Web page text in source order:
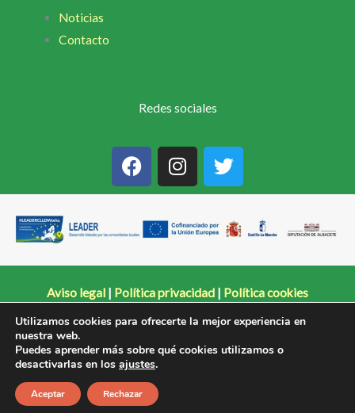
Noticias
Contacto
Redes sociales
a
c
e
o
n
s
t
a
g
m
w
i
t
t
e
Aviso legal Política privacidad Política cookies
Copyright © 2026 Campos de Hellín
Diseño web:
Utilizamos cookies para ofrecerte la mejor experiencia en
nuestra web.
Puedes aprender más sobre qué cookies utilizamos o
desactivarlas en los ajustes.
Aceptar Rechazar